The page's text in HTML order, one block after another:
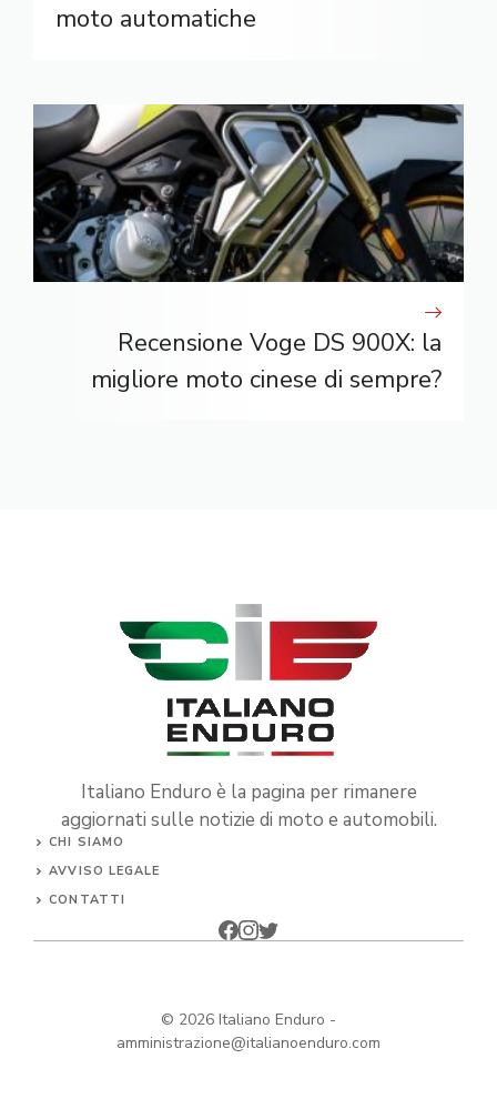
moto automatiche
Recensione Voge DS 900X: la
migliore moto cinese di sempre?
Italiano Enduro è la pagina per rimanere
aggiornati sulle notizie di moto e automobili.
CHI SIAMO
AVVISO LEGALE
CONTATTI
© 2026 Italiano Enduro -
amministrazione@italianoenduro.com